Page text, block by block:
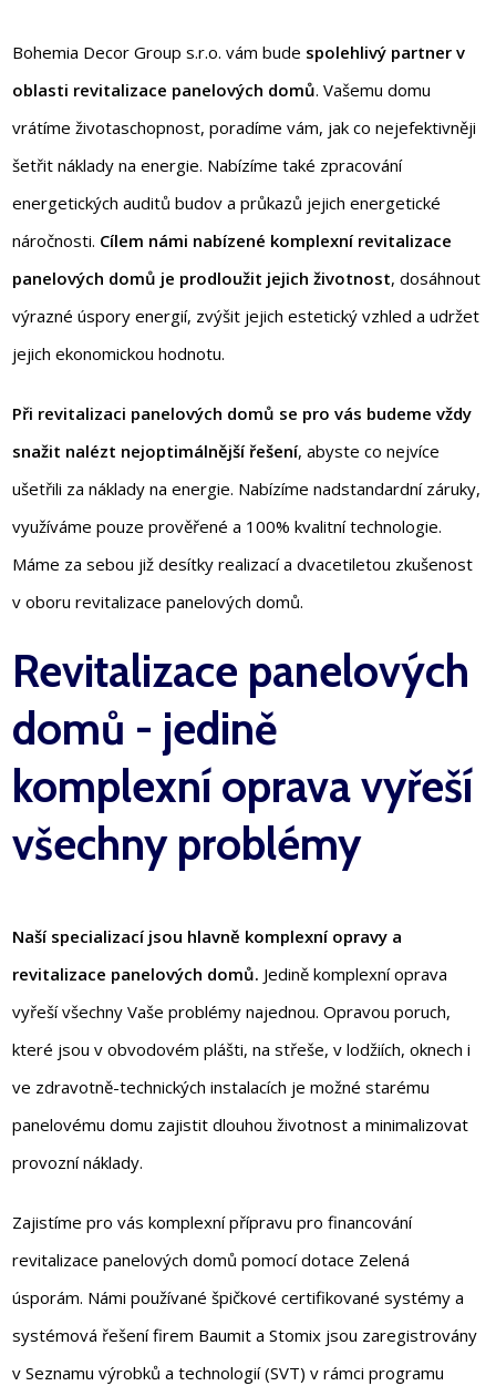
Bohemia Decor Group s.r.o. vám bude spolehlivý partner v
oblasti revitalizace panelových domů. Vašemu domu
vrátíme životaschopnost, poradíme vám, jak co nejefektivněji
šetřit náklady na energie. Nabízíme také zpracování
energetických auditů budov a průkazů jejich energetické
náročnosti. Cílem námi nabízené komplexní revitalizace
panelových domů je prodloužit jejich životnost, dosáhnout
výrazné úspory energií, zvýšit jejich estetický vzhled a udržet
jejich ekonomickou hodnotu.
Při revitalizaci panelových domů se pro vás budeme vždy
snažit nalézt nejoptimálnější řešení, abyste co nejvíce
ušetřili za náklady na energie. Nabízíme nadstandardní záruky,
využíváme pouze prověřené a 100% kvalitní technologie.
Máme za sebou již desítky realizací a dvacetiletou zkušenost
v oboru revitalizace panelových domů.
Revitalizace panelových
domů - jedině
komplexní oprava vyřeší
všechny problémy
Naší specializací jsou hlavně komplexní opravy a
revitalizace panelových domů. Jedině komplexní oprava
vyřeší všechny Vaše problémy najednou. Opravou poruch,
které jsou v obvodovém plášti, na střeše, v lodžiích, oknech i
ve zdravotně-technických instalacích je možné starému
panelovému domu zajistit dlouhou životnost a minimalizovat
provozní náklady.
Zajistíme pro vás komplexní přípravu pro financování
revitalizace panelových domů pomocí dotace Zelená
úsporám. Námi používané špičkové certifikované systémy a
systémová řešení firem Baumit a Stomix jsou zaregistrovány
v Seznamu výrobků a technologií (SVT) v rámci programu